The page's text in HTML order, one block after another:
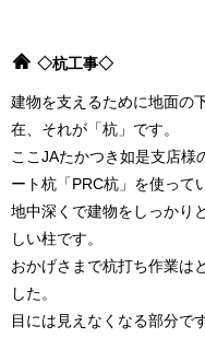
◇杭工事◇
建物を支えるために地面の
在、それが「杭」です。
ここJAたかつき如是支店様
ート杭「PRC杭」を使って
地中深くで建物をしっかり
しい柱です。
おかげさまで杭打ち作業は
した。
目には見えなくなる部分で